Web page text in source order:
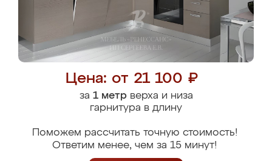
Цена: от 21 100 ₽
за 1 метрверха и низа
гарнитура в длину
Поможем рассчитать точную стоимость!
Ответим менее, чем за 15 минут!